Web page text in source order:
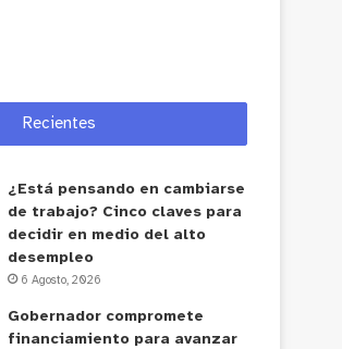
Recientes
¿Está pensando en cambiarse
de trabajo? Cinco claves para
decidir en medio del alto
desempleo
6 Agosto, 2026
Gobernador compromete
financiamiento para avanzar